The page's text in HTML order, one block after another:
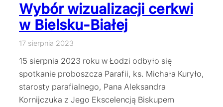
Wybór wizualizacji cerkwi
w Bielsku-Białej
17 sierpnia 2023
15 sierpnia 2023 roku w Łodzi odbyło się
spotkanie proboszcza Parafii, ks. Michała Kuryło,
starosty parafialnego, Pana Aleksandra
Kornijczuka z Jego Ekscelencją Biskupem